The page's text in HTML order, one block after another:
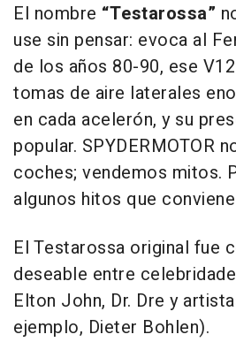
El nombre “Testarossa”
use sin pensar: evoca al
de los años 80-90, ese
tomas de aire laterales
en cada acelerón, y su
popular. SPYDERMOTOR
coches; vendemos mitos.
algunos hitos que
El Testarossa original fue
deseable entre
Elton John, Dr. Dre y
ejemplo, Dieter Bohlen).